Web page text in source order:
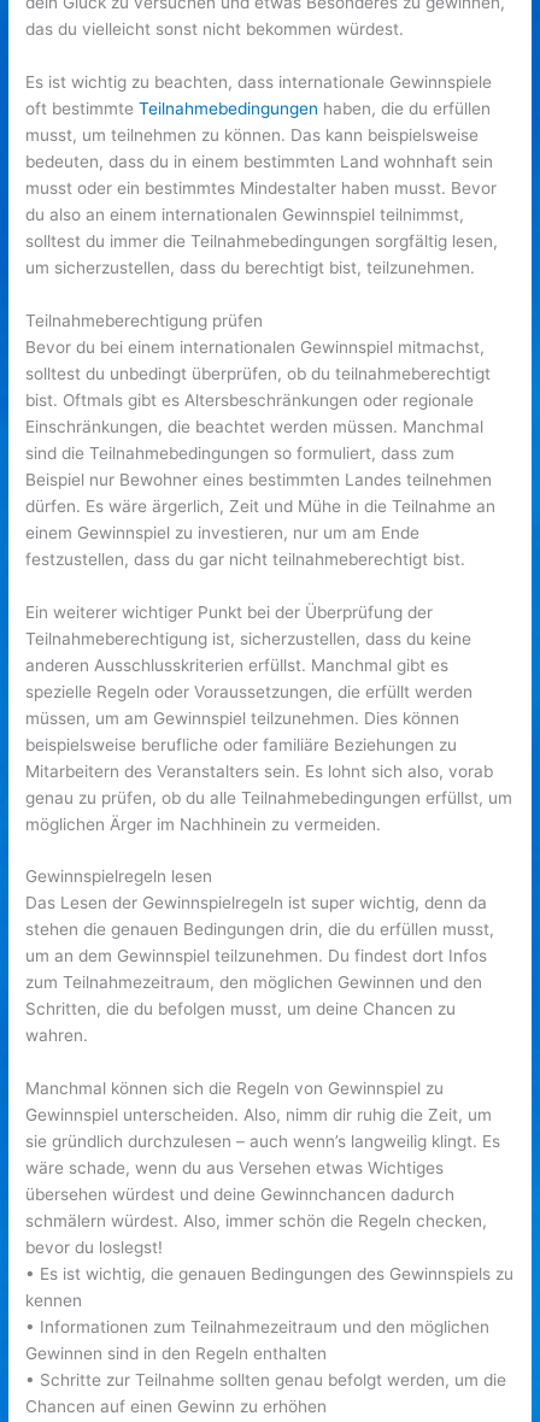
das du vielleicht sonst nicht bekommen würdest.
Es ist wichtig zu beachten, dass internationale Gewinnspiele
oft bestimmteTeilnahmebedingungen haben, die du erfüllen
musst, um teilnehmen zu können. Das kann beispielsweise
bedeuten, dass du in einem bestimmten Land wohnhaft sein
musst oder ein bestimmtes Mindestalter haben musst. Bevor
du also an einem internationalen Gewinnspiel teilnimmst,
solltest du immer die Teilnahmebedingungen sorgfältig lesen,
um sicherzustellen, dass du berechtigt bist, teilzunehmen.
Teilnahmeberechtigung prüfen
Bevor du bei einem internationalen Gewinnspiel mitmachst,
solltest du unbedingt überprüfen, ob du teilnahmeberechtigt
bist. Oftmals gibt es Altersbeschränkungen oder regionale
Einschränkungen, die beachtet werden müssen. Manchmal
sind die Teilnahmebedingungen so formuliert, dass zum
Beispiel nur Bewohner eines bestimmten Landes teilnehmen
dürfen. Es wäre ärgerlich, Zeit und Mühe in die Teilnahme an
einem Gewinnspiel zu investieren, nur um am Ende
festzustellen, dass du gar nicht teilnahmeberechtigt bist.
Ein weiterer wichtiger Punkt bei der Überprüfung der
Teilnahmeberechtigung ist, sicherzustellen, dass du keine
anderen Ausschlusskriterien erfüllst. Manchmal gibt es
spezielle Regeln oder Voraussetzungen, die erfüllt werden
müssen, um am Gewinnspiel teilzunehmen. Dies können
beispielsweise berufliche oder familiäre Beziehungen zu
Mitarbeitern des Veranstalters sein. Es lohnt sich also, vorab
genau zu prüfen, ob du alle Teilnahmebedingungen erfüllst, um
möglichen Ärger im Nachhinein zu vermeiden.
Gewinnspielregeln lesen
Das Lesen der Gewinnspielregeln ist super wichtig, denn da
stehen die genauen Bedingungen drin, die du erfüllen musst,
um an dem Gewinnspiel teilzunehmen. Du findest dort Infos
zum Teilnahmezeitraum, den möglichen Gewinnen und den
Schritten, die du befolgen musst, um deine Chancen zu
wahren.
Manchmal können sich die Regeln von Gewinnspiel zu
Gewinnspiel unterscheiden. Also, nimm dir ruhig die Zeit, um
sie gründlich durchzulesen – auch wenn’s langweilig klingt. Es
wäre schade, wenn du aus Versehen etwas Wichtiges
übersehen würdest und deine Gewinnchancen dadurch
schmälern würdest. Also, immer schön die Regeln checken,
bevor du loslegst!
• Es ist wichtig, die genauen Bedingungen des Gewinnspiels zu
kennen
• Informationen zum Teilnahmezeitraum und den möglichen
Gewinnen sind in den Regeln enthalten
• Schritte zur Teilnahme sollten genau befolgt werden, um die
Chancen auf einen Gewinn zu erhöhen